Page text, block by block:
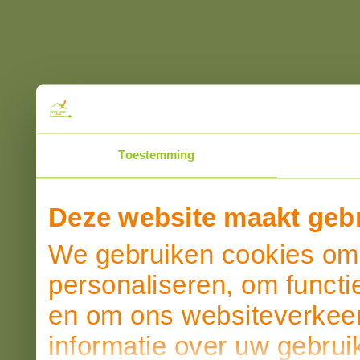
Toestemming
Deze website maakt
We gebruiken cookies
personaliseren, om
en om ons
informatie over uw